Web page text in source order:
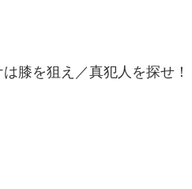
膝を狙え／真犯人を探せ